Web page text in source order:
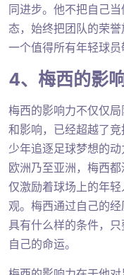
同进步。他不把自己
态，始终把团队的荣
一个值得所有年轻球员
4、梅西的影
梅西的影响力不仅仅
和影响，已经超越了
少年追逐足球梦想的
欧洲乃至亚洲，梅西
仅激励着球场上的年
观。梅西通过自己的经
具有什么样的条件，
自己的命运。